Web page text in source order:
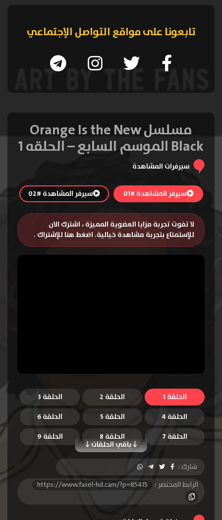
تابعونا على مواقع التواصل الإجتماعي
مسلسل Orange Is the New
Black الموسم السابع – الحلقه 1
سيرفرات المشاهدة
سيرفر المشاهدة #01 سيرفر المشاهدة #02
لا تفوت تجربة مزايا العضوية المميزة ، اشترك الان
للإستمتاع بتجربة مشاهدة خيالية. اضغط هنا للإشتراك .
الحلقة 1 الحلقة 2
الحلقة 3
الحلقة 4
الحلقة 5 الحلقة 6
باقي الحلقات
الحلقة 7 الحلقة 8
الحلقة 9
الحلقة 11
الحلقة 12
شارك :
الرابط المختصر :
https://www.fasel-hd.cam/?p=85415